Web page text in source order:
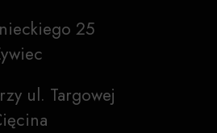
25
ul. Targowej